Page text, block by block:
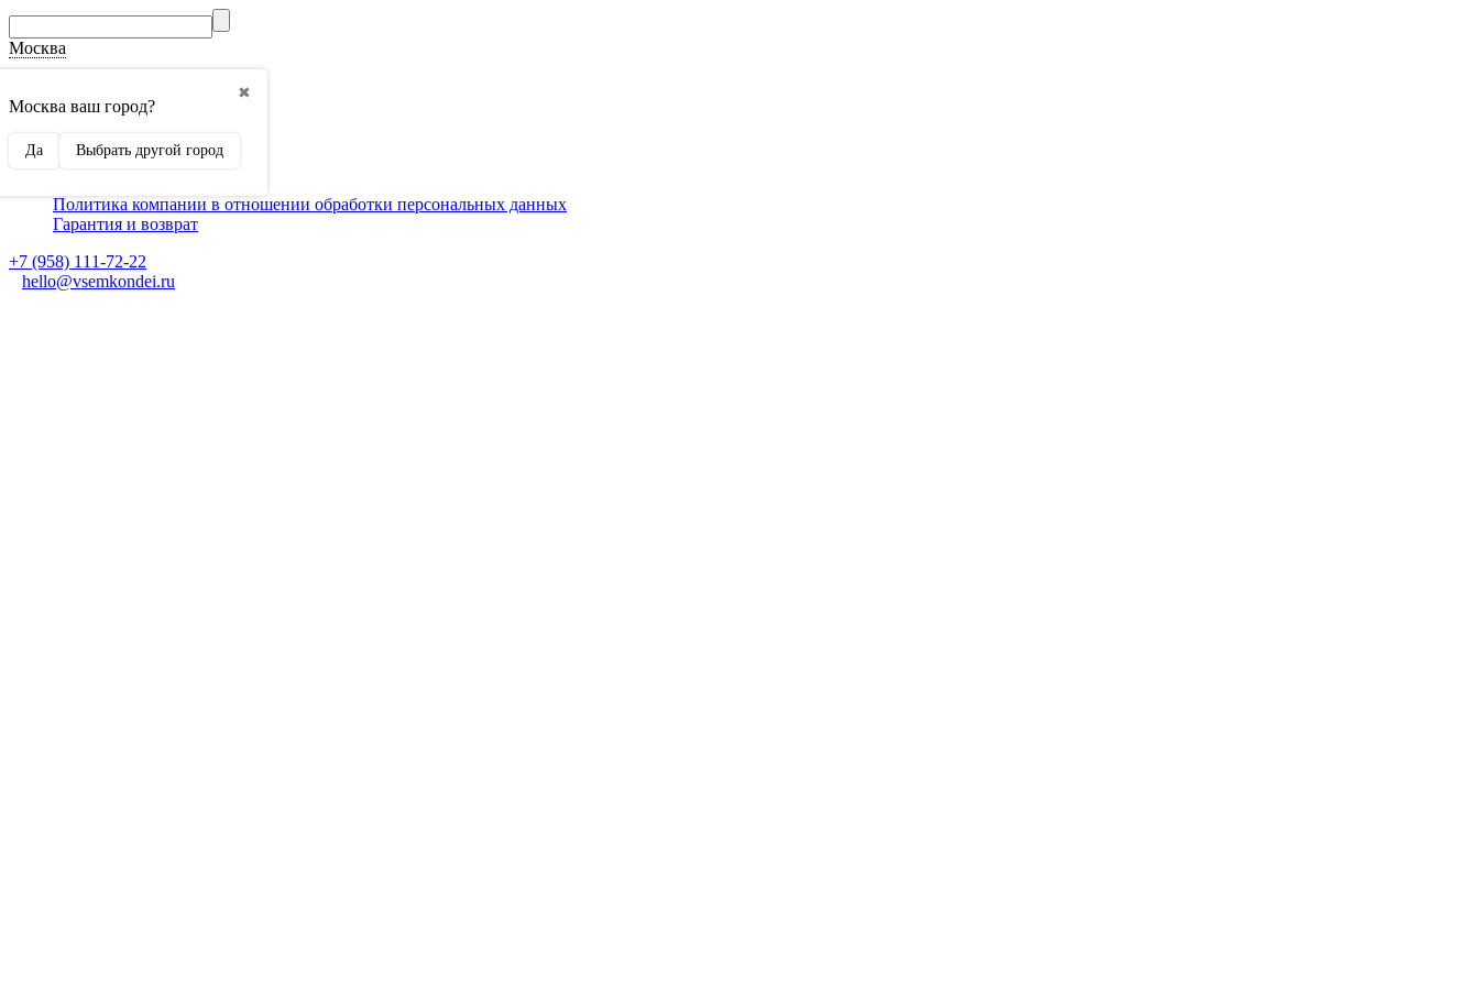
Москва
✖
Москва ваш город?
Да Выбрать другой город
Способы оплаты
Монтаж кондиционеров
Для партнеров
Политика компании в отношении обработки персональных данных
Гарантия и возврат
+7 (958) 111-72-22
hello@vsemkondei.ru